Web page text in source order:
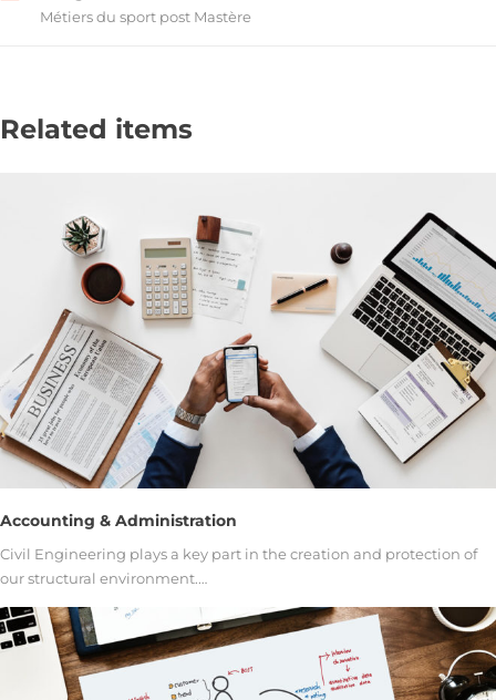
Métiers du sport post Mastère
Related items
Accounting & Administration
Civil Engineering plays a key part in the creation and protection of
our structural environment.…